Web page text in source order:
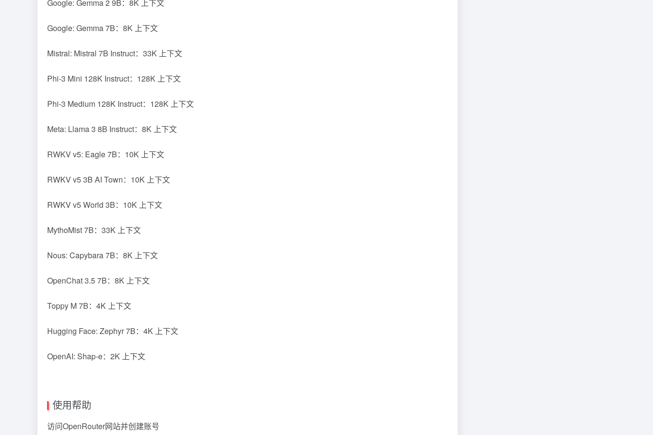
Google: Gemma 2 9B：8K 上下文
Google: Gemma 7B：8K 上下文
Mistral: Mistral 7B Instruct：33K 上下文
Phi-3 Mini 128K Instruct：128K 上下文
Phi-3 Medium 128K Instruct：128K 上下文
Meta: Llama 3 8B Instruct：8K 上下文
RWKV v5: Eagle 7B：10K 上下文
RWKV v5 3B AI Town：10K 上下文
RWKV v5 World 3B：10K 上下文
MythoMist 7B：33K 上下文
Nous: Capybara 7B：8K 上下文
OpenChat 3.5 7B：8K 上下文
Toppy M 7B：4K 上下文
Hugging Face: Zephyr 7B：4K 上下文
OpenAI: Shap-e：2K 上下文
使用帮助
访问OpenRouter网站并创建账号